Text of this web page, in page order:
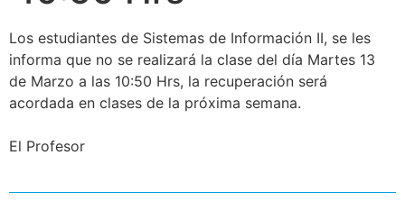
Los estudiantes de Sistemas de Información II, se les
informa que no se realizará la clase del día Martes 13
de Marzo a las 10:50 Hrs, la recuperación será
acordada en clases de la próxima semana.
El Profesor